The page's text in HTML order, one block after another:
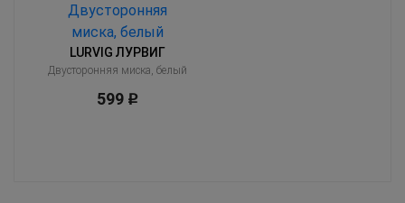
LURVIG ЛУРВИГ
Двусторонняя миска, белый
599 Р